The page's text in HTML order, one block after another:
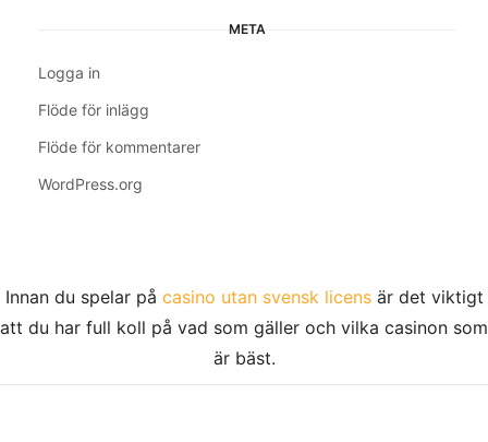
META
Logga in
Flöde för inlägg
Flöde för kommentarer
WordPress.org
Innan du spelar på casino utan svensk licensär det viktigt
att du har full koll på vad som gäller och vilka casinon som
är bäst.